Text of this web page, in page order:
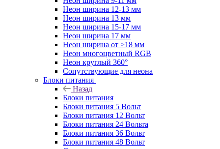
Неон ширина 12-13 мм
Неон ширина 13 мм
Неон ширина 15-17 мм
Неон ширина 17 мм
Неон ширина от >18 мм
Неон многоцветный RGB
Неон круглый 360°
Сопутствующие для неона
Блоки питания
Назад
Блоки питания
Блоки питания 5 Вольт
Блоки питания 12 Вольт
Блоки питания 24 Вольта
Блоки питания 36 Вольт
Блоки питания 48 Вольт